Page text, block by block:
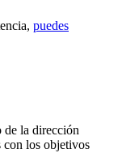
puedes
de la dirección
con los objetivos